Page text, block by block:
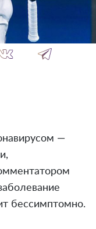
—
бессимптомно.